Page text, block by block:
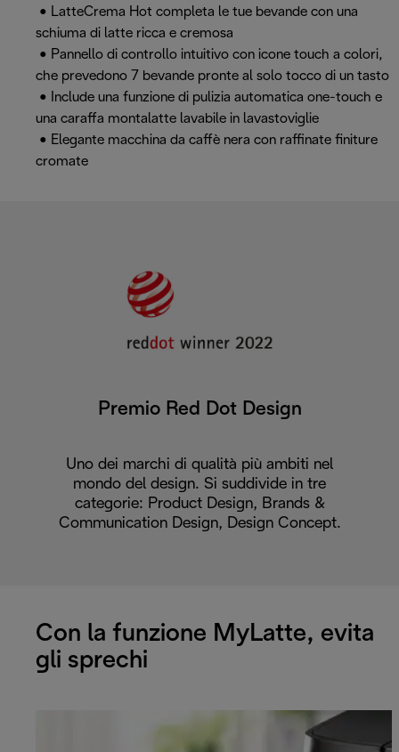
• LatteCrema Hot completa le tue bevande con una
schiuma di latte ricca e cremosa
• Pannello di controllo intuitivo con icone touch a colori,
che prevedono 7 bevande pronte al solo tocco di un tasto
• Include una funzione di pulizia automatica one-touch e
una caraffa montalatte lavabile in lavastoviglie
• Elegante macchina da caffè nera con raffinate finiture
cromate
Premio Red Dot Design
Uno dei marchi di qualità più ambiti nel
mondo del design. Si suddivide in tre
categorie: Product Design, Brands &
Communication Design, Design Concept.
Con la funzione MyLatte, evita
gli sprechi